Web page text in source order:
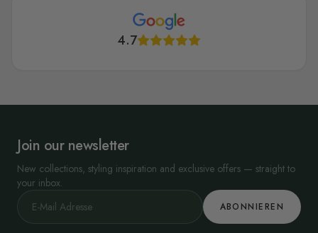
4.7
Join our newsletter
New collections, styling inspiration and exclusive offers — straight to
your inbox.
ABONNIEREN